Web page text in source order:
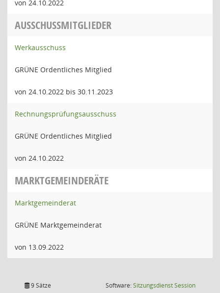
von 24.10.2022
AUSSCHUSSMITGLIEDER
Werkausschuss
GRÜNE Ordentliches Mitglied
von 24.10.2022 bis 30.11.2023
Rechnungsprüfungsausschuss
GRÜNE Ordentliches Mitglied
von 24.10.2022
MARKTGEMEINDERÄTE
Marktgemeinderat
GRÜNE Marktgemeinderat
von 13.09.2022
9 Sätze Software:SitzungsdienstSession(Wird in